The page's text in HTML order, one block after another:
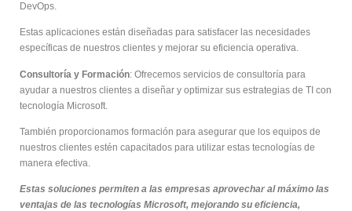
DevOps.
Estas aplicaciones están diseñadas para satisfacer las necesidades
específicas de nuestros clientes y mejorar su eficiencia operativa.
Consultoría y Formación: Ofrecemos servicios de consultoría para
ayudar a nuestros clientes a diseñar y optimizar sus estrategias de TI con
tecnología Microsoft.
También proporcionamos formación para asegurar que los equipos de
nuestros clientes estén capacitados para utilizar estas tecnologías de
manera efectiva.
Estas soluciones permiten a las empresas aprovechar al máximo las
ventajas de las tecnologías Microsoft, mejorando su eficiencia,